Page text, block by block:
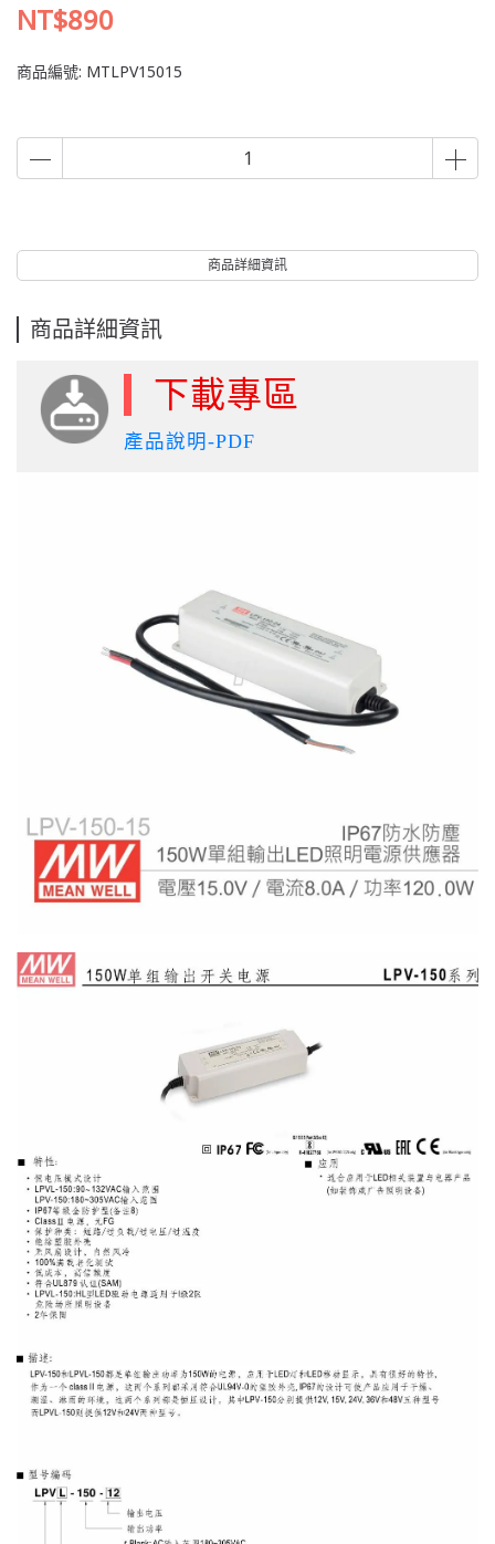
NT$890
商品編號: MTLPV15015
商品詳細資訊
商品詳細資訊
下載專區
產品說明-PDF